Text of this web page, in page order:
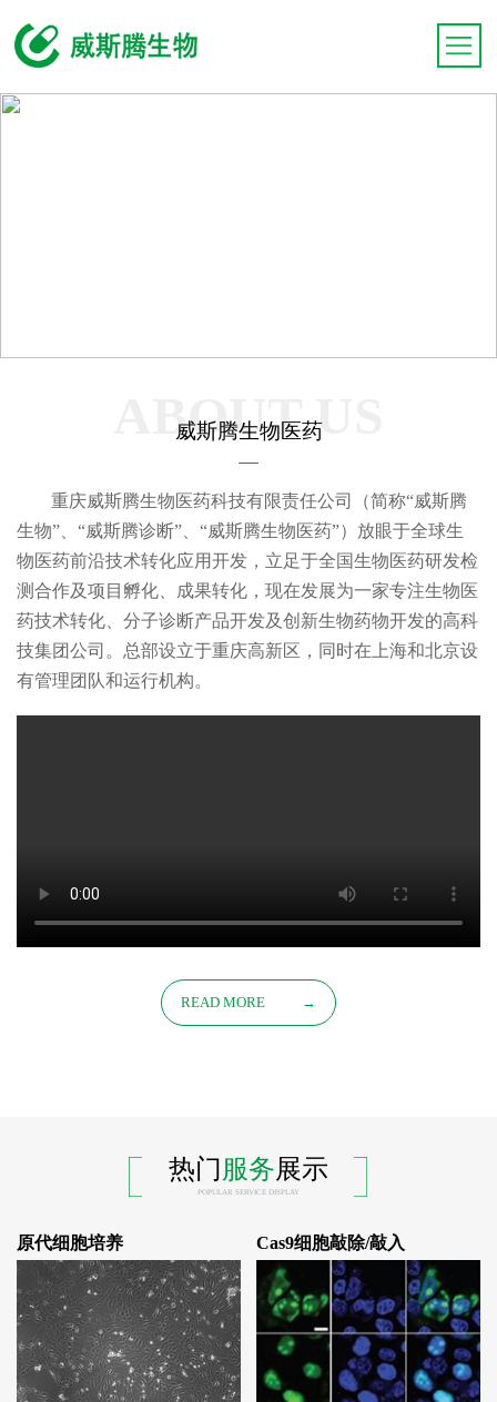
威斯腾生物医药
ABOUT US
重庆威斯腾生物医药科技有限责任公司（简称“威斯腾
生物”、“威斯腾诊断”、“威斯腾生物医药”）放眼于全球生
物医药前沿技术转化应用开发，立足于全国生物医药研发检
测合作及项目孵化、成果转化，现在发展为一家专注生物医
药技术转化、分子诊断产品开发及创新生物药物开发的高科
技集团公司。总部设立于重庆高新区，同时在上海和北京设
有管理团队和运行机构。
READ MORE →
热门服务展示
POPULAR SERVICE DISPLAY
原代细胞培养 Cas9细胞敲除/敲入